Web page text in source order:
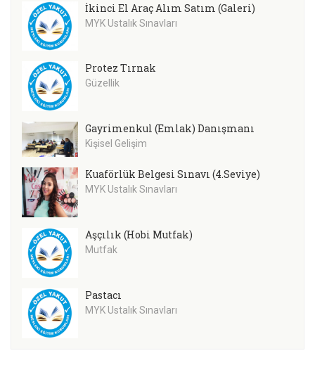
İkinci El Araç Alım Satım (Galeri)
MYK Ustalık Sınavları
Protez Tırnak
Güzellik
Gayrimenkul (Emlak) Danışmanı
Kişisel Gelişim
Kuaförlük Belgesi Sınavı (4.Seviye)
MYK Ustalık Sınavları
Aşçılık (Hobi Mutfak)
Mutfak
Pastacı
MYK Ustalık Sınavları